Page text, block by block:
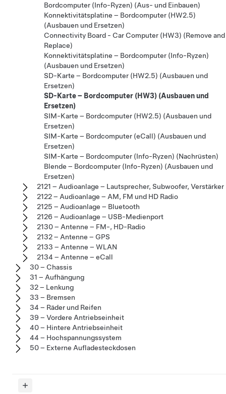
Bordcomputer (Info-Ryzen) (Aus- und Einbauen)
Konnektivitätsplatine – Bordcomputer (HW2.5)
(Ausbauen und Ersetzen)
Connectivity Board - Car Computer (HW3) (Remove and
Replace)
Konnektivitätsplatine – Bordcomputer (Info-Ryzen)
(Ausbauen und Ersetzen)
SD-Karte – Bordcomputer (HW2.5) (Ausbauen und
Ersetzen)
SD-Karte – Bordcomputer (HW3) (Ausbauen und
Ersetzen)
SIM-Karte – Bordcomputer (HW2.5) (Ausbauen und
Ersetzen)
SIM-Karte – Bordcomputer (eCall) (Ausbauen und
Ersetzen)
SIM-Karte – Bordcomputer (Info-Ryzen) (Nachrüsten)
Blende – Bordcomputer (Info-Ryzen) (Ausbauen und
Ersetzen)
2121 – Audioanlage – Lautsprecher, Subwoofer, Verstärker
2122 – Audioanlage – AM, FM und HD Radio
2125 – Audioanlage – Bluetooth
2126 – Audioanlage – USB-Medienport
2130 – Antenne – FM-, HD-Radio
2132 – Antenne – GPS
2133 – Antenne – WLAN
2134 – Antenne – eCall
30 – Chassis
31 – Aufhängung
32 – Lenkung
33 – Bremsen
34 – Räder und Reifen
39 – Vordere Antriebseinheit
40 – Hintere Antriebseinheit
44 – Hochspannungssystem
50 – Externe Aufladesteckdosen